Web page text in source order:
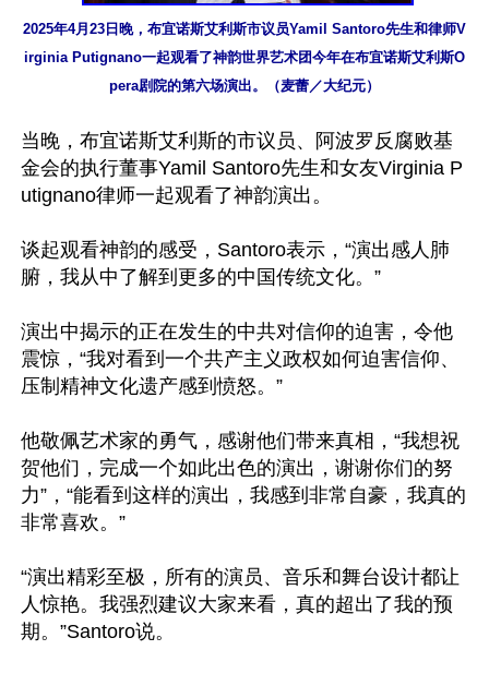
2025年4月23日晚，布宜诺斯艾利斯市议员Yamil Santoro先生和律师V
irginia Putignano一起观看了神韵世界艺术团今年在布宜诺斯艾利斯O
pera剧院的第六场演出。（麦蕾／大纪元）
当晚，布宜诺斯艾利斯的市议员、阿波罗反腐败基
金会的执行董事Yamil Santoro先生和女友Virginia P
utignano律师一起观看了神韵演出。
谈起观看神韵的感受，Santoro表示，“演出感人肺
腑，我从中了解到更多的中国传统文化。”
演出中揭示的正在发生的中共对信仰的迫害，令他
震惊，“我对看到一个共产主义政权如何迫害信仰、
压制精神文化遗产感到愤怒。”
他敬佩艺术家的勇气，感谢他们带来真相，“我想祝
贺他们，完成一个如此出色的演出，谢谢你们的努
力”，“能看到这样的演出，我感到非常自豪，我真的
非常喜欢。”
“演出精彩至极，所有的演员、音乐和舞台设计都让
人惊艳。我强烈建议大家来看，真的超出了我的预
期。”Santoro说。